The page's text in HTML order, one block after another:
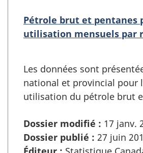
Pétrole brut et pentanes
utilisation mensuels par
Les données sont
national et provincial pour
utilisation du pétrole brut
Dossier modifié : 17 janv.
Dossier publié : 27 juin